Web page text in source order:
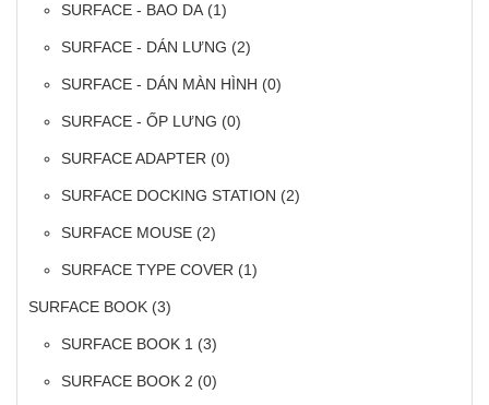
SURFACE - BAO DA (1)
SURFACE - DÁN LƯNG (2)
SURFACE - DÁN MÀN HÌNH (0)
SURFACE - ỐP LƯNG (0)
SURFACE ADAPTER (0)
SURFACE DOCKING STATION (2)
SURFACE MOUSE (2)
SURFACE TYPE COVER (1)
SURFACE BOOK (3)
SURFACE BOOK 1 (3)
SURFACE BOOK 2 (0)